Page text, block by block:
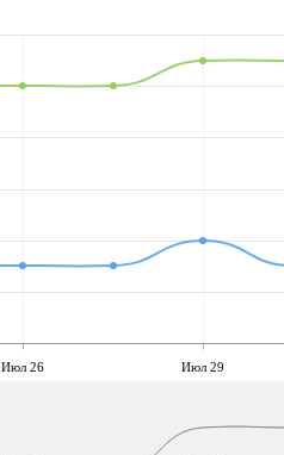
Июл 26 Июл 29